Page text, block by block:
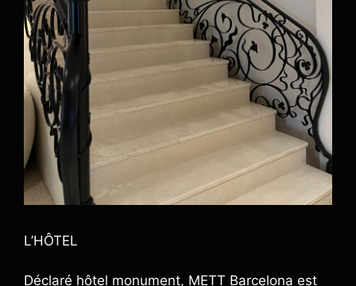
L’HÔTEL
Déclaré hôtel monument, METT Barcelona est